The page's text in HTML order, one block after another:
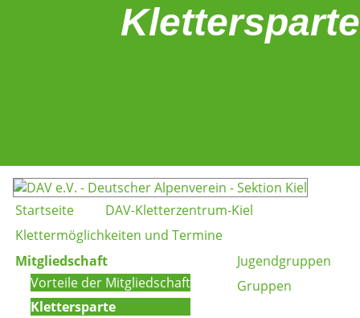
Klettersparte
Startseite
DAV-Kletterzentrum-Kiel
Klettermöglichkeiten und Termine
Mitgliedschaft
Vorteile der Mitgliedschaft
Klettersparte
Jugendgruppen
Gruppen